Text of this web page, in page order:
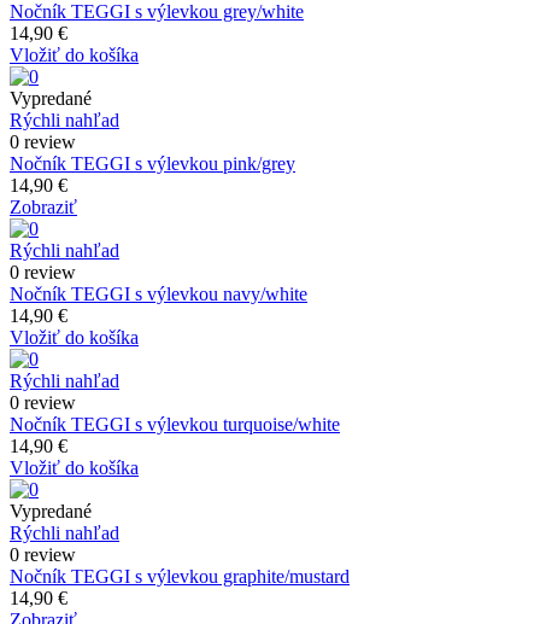
Nočník TEGGI s výlevkou grey/white
14,90 €
Vložiť do košíka
Vypredané
Rýchli nahľad
0 review
Nočník TEGGI s výlevkou pink/grey
14,90 €
Zobraziť
Rýchli nahľad
0 review
Nočník TEGGI s výlevkou navy/white
14,90 €
Vložiť do košíka
Rýchli nahľad
0 review
Nočník TEGGI s výlevkou turquoise/white
14,90 €
Vložiť do košíka
Vypredané
Rýchli nahľad
0 review
Nočník TEGGI s výlevkou graphite/mustard
14,90 €
Zobraziť